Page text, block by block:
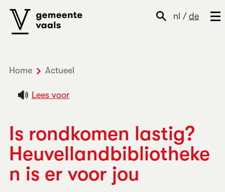
nl / de
Home
Actueel
Lees voor
Is rondkomen lastig?
Heuvellandbibliotheke
n is er voor jou